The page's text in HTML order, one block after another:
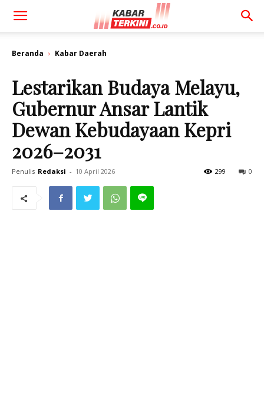
Beranda Kabar Daerah
Lestarikan Budaya Melayu,
Gubernur Ansar Lantik
Dewan Kebudayaan Kepri
2026–2031
Penulis Redaksi - 10 April 2026 0
299